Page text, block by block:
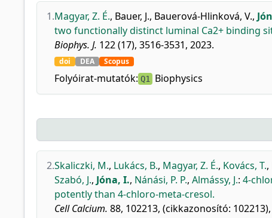
1.Magyar, Z. É., Bauer, J., Bauerová-Hlinková, V.,
two functionally distinct luminal Ca2+ binding
Biophys. J. 122 (17), 3516-3531, 2023.
doi DEA Scopus
Folyóirat-mutatók: Q1 Biophysics
2.Skaliczki, M., Lukács, B., Magyar, Z. É., Kovács, T.,
Szabó, J., Jóna, I., Nánási, P. P., Almássy, J.: 4-
potently than 4-chloro-meta-cresol.
Cell Calcium. 88, 102213, (cikkazonosító: